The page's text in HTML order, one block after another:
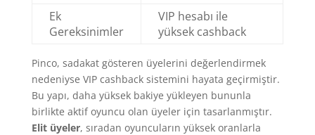
Ek
Gereksinimler
VIP hesabı ile
yüksek cashback
Pinco, sadakat gösteren üyelerini değerlendirmek
nedeniyse VIP cashback sistemini hayata geçirmiştir.
Bu yapı, daha yüksek bakiye yükleyen bununla
birlikte aktif oyuncu olan üyeler için tasarlanmıştır.
Elit üyeler, sıradan oyuncuların yüksek oranlarla